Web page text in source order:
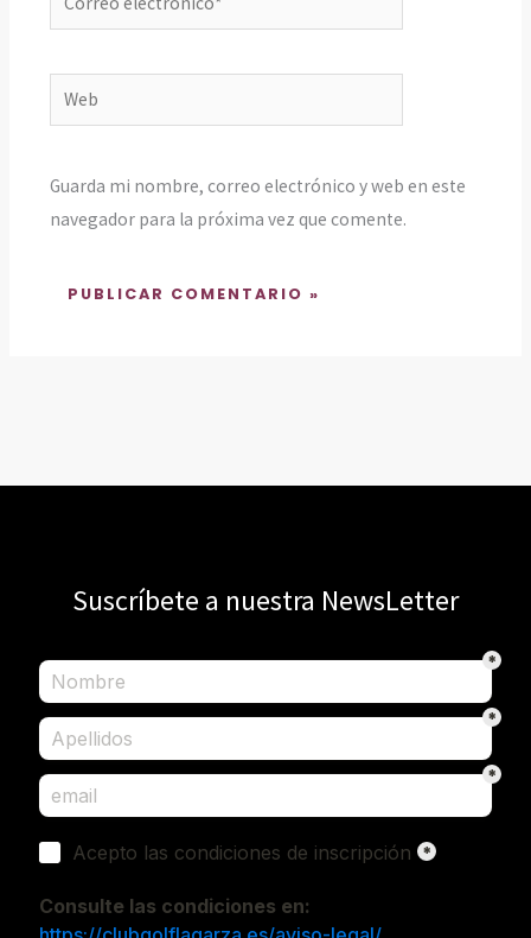
electrónico*
Web
Guarda mi nombre, correo electrónico y web en este
navegador para la próxima vez que comente.
Suscríbete a nuestra NewsLetter